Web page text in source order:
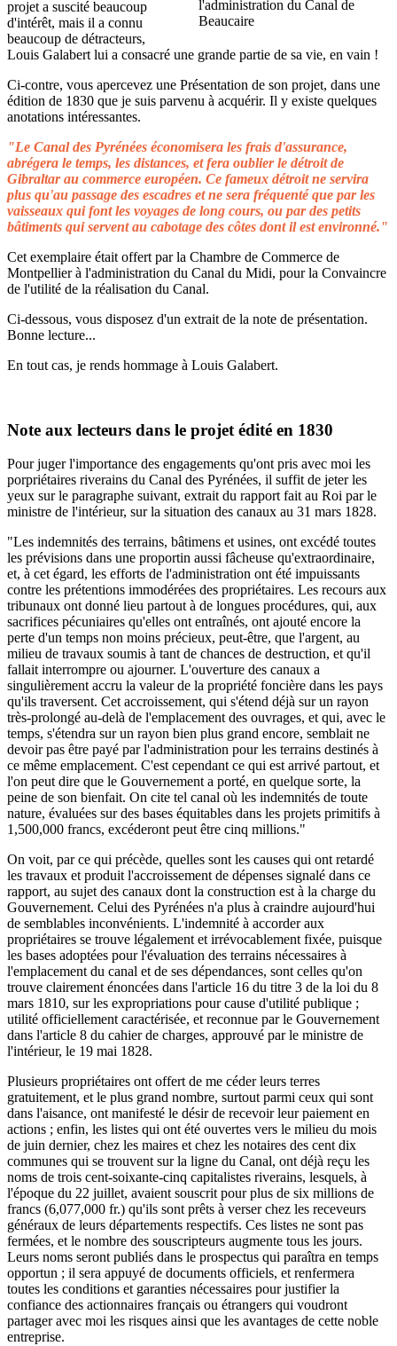
projet a suscité beaucoup
d'intérêt, mais il a connu
beaucoup de détracteurs,
Louis Galabert lui a consacré une grande partie de sa vie, en vain !
Ci-contre, vous apercevez une Présentation de son projet, dans une
édition de 1830 que je suis parvenu à acquérir. Il y existe quelques
anotations intéressantes.
"Le Canal des Pyrénées économisera les frais d'assurance,
abrégera le temps, les distances, et fera oublier le détroit de
Gibraltar au commerce européen. Ce fameux détroit ne servira
plus qu'au passage des escadres et ne sera fréquenté que par les
vaisseaux qui font les voyages de long cours, ou par des petits
bâtiments qui servent au cabotage des côtes dont il est environné."
Cet exemplaire était offert par la Chambre de Commerce de
Montpellier à l'administration du Canal du Midi, pour la Convaincre
de l'utilité de la réalisation du Canal.
Ci-dessous, vous disposez d'un extrait de la note de présentation.
Bonne lecture...
En tout cas, je rends hommage à Louis Galabert.
Note aux lecteurs dans le projet édité en 1830
Pour juger l'importance des engagements qu'ont pris avec moi les
porpriétaires riverains du Canal des Pyrénées, il suffit de jeter les
yeux sur le paragraphe suivant, extrait du rapport fait au Roi par le
ministre de l'intérieur, sur la situation des canaux au 31 mars 1828.
"Les indemnités des terrains, bâtimens et usines, ont excédé toutes
les prévisions dans une proportin aussi fâcheuse qu'extraordinaire,
et, à cet égard, les efforts de l'administration ont été impuissants
contre les prétentions immodérées des propriétaires. Les recours aux
tribunaux ont donné lieu partout à de longues procédures, qui, aux
sacrifices pécuniaires qu'elles ont entraînés, ont ajouté encore la
perte d'un temps non moins précieux, peut-être, que l'argent, au
milieu de travaux soumis à tant de chances de destruction, et qu'il
fallait interrompre ou ajourner. L'ouverture des canaux a
singulièrement accru la valeur de la propriété foncière dans les pays
qu'ils traversent. Cet accroissement, qui s'étend déjà sur un rayon
très-prolongé au-delà de l'emplacement des ouvrages, et qui, avec le
temps, s'étendra sur un rayon bien plus grand encore, semblait ne
devoir pas être payé par l'administration pour les terrains destinés à
ce même emplacement. C'est cependant ce qui est arrivé partout, et
l'on peut dire que le Gouvernement a porté, en quelque sorte, la
peine de son bienfait. On cite tel canal où les indemnités de toute
nature, évaluées sur des bases équitables dans les projets primitifs à
1,500,000 francs, excéderont peut être cinq millions."
On voit, par ce qui précède, quelles sont les causes qui ont retardé
les travaux et produit l'accroissement de dépenses signalé dans ce
rapport, au sujet des canaux dont la construction est à la charge du
Gouvernement. Celui des Pyrénées n'a plus à craindre aujourd'hui
de semblables inconvénients. L'indemnité à accorder aux
propriétaires se trouve légalement et irrévocablement fixée, puisque
les bases adoptées pour l'évaluation des terrains nécessaires à
l'emplacement du canal et de ses dépendances, sont celles qu'on
trouve clairement énoncées dans l'article 16 du titre 3 de la loi du 8
mars 1810, sur les expropriations pour cause d'utilité publique ;
utilité officiellement caractérisée, et reconnue par le Gouvernement
dans l'article 8 du cahier de charges, approuvé par le ministre de
l'intérieur, le 19 mai 1828.
Plusieurs propriétaires ont offert de me céder leurs terres
gratuitement, et le plus grand nombre, surtout parmi ceux qui sont
dans l'aisance, ont manifesté le désir de recevoir leur paiement en
actions ; enfin, les listes qui ont été ouvertes vers le milieu du mois
de juin dernier, chez les maires et chez les notaires des cent dix
communes qui se trouvent sur la ligne du Canal, ont déjà reçu les
noms de trois cent-soixante-cinq capitalistes riverains, lesquels, à
l'époque du 22 juillet, avaient souscrit pour plus de six millions de
francs (6,077,000 fr.) qu'ils sont prêts à verser chez les receveurs
généraux de leurs départements respectifs. Ces listes ne sont pas
fermées, et le nombre des souscripteurs augmente tous les jours.
Leurs noms seront publiés dans le prospectus qui paraîtra en temps
opportun ; il sera appuyé de documents officiels, et renfermera
toutes les conditions et garanties nécessaires pour justifier la
confiance des actionnaires français ou étrangers qui voudront
partager avec moi les risques ainsi que les avantages de cette noble
entreprise.